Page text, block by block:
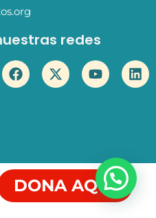
redes
DONA AQUÍ